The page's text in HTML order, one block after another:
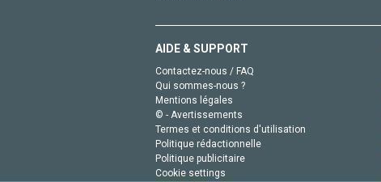
AIDE & SUPPORT
Contactez-nous / FAQ
Qui sommes-nous ?
Mentions légales
© - Avertissements
Termes et conditions d'utilisation
Politique rédactionnelle
Politique publicitaire
Cookie settings